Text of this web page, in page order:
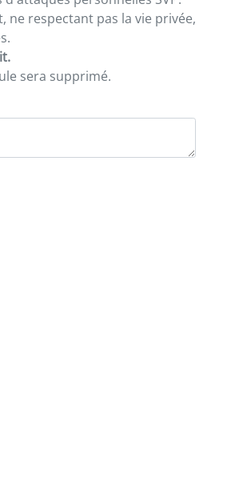
ne respectant pas la vie privée,
sera supprimé.